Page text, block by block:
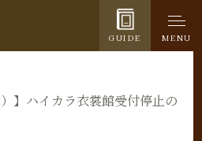
GUIDE MENU
】ハイカラ衣裳館受付停止の